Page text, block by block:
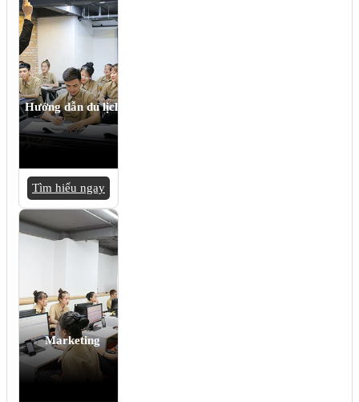
Hướng dẫn du lịch
Tìm hiểu ngay
Marketing